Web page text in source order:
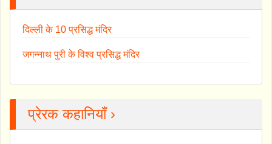
दिल्ली के 10 प्रसिद्ध मंदिर
जगन्नाथ पुरी के विश्व प्रसिद्ध मंदिर
प्रेरक कहानियाँ ›